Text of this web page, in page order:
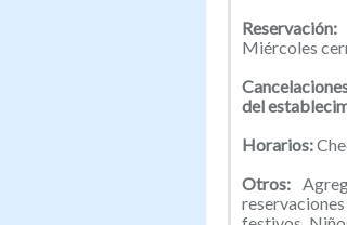
Reservación:
Miércoles
del
Horarios:
Otros: